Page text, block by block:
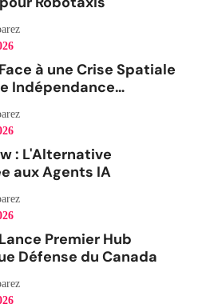
à une Crise Spatiale
Indépendance
: L'Alternative
aux Agents IA
Premier Hub
Défense du Canada